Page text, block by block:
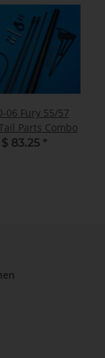
06 Fury 55/57
Parts Combo
$ 83.25 *